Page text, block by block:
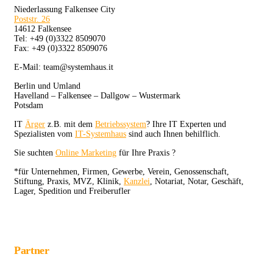
Niederlassung Falkensee City
Poststr. 26
14612 Falkensee
Tel: +49 (0)3322 8509070
Fax: +49 (0)3322 8509076
E-Mail: team@systemhaus.it
Berlin und Umland
Havelland – Falkensee – Dallgow – Wustermark
Potsdam
IT Ärger z.B. mit dem Betriebssystem? Ihre IT Experten und
Spezialisten vom IT-Systemhaus sind auch Ihnen behilflich.
Sie suchten Online Marketing für Ihre Praxis ?
*für Unternehmen, Firmen, Gewerbe, Verein, Genossenschaft,
Stiftung, Praxis, MVZ, Klinik, Kanzlei , Notariat, Notar, Geschäft,
Lager, Spedition und Freiberufler
Partner